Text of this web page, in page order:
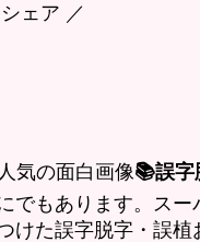
ェア ／
気の面白画像📚誤字
でもあります。ス
けた誤字脱字・誤